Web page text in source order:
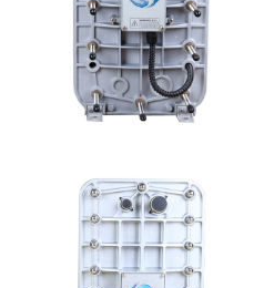
西门子 EDI模块维修